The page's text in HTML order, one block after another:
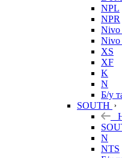
NPL
NPR
Nivo
Nivo
XS
XF
K
N
Б/у
SOUTH
N
NTS